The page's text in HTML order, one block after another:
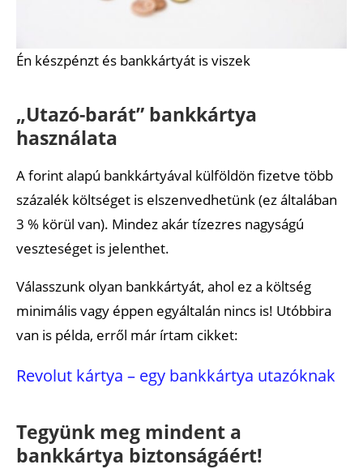
Én készpénzt és bankkártyát is viszek
„Utazó-barát” bankkártya
használata
A forint alapú bankkártyával külföldön fizetve több
százalék költséget is elszenvedhetünk (ez általában
3 % körül van). Mindez akár tízezres nagyságú
veszteséget is jelenthet.
Válasszunk olyan bankkártyát, ahol ez a költség
minimális vagy éppen egyáltalán nincs is! Utóbbira
van is példa, erről már írtam cikket:
Revolut kártya – egy bankkártya utazóknak
Tegyünk meg mindent a
bankkártya biztonságáért!